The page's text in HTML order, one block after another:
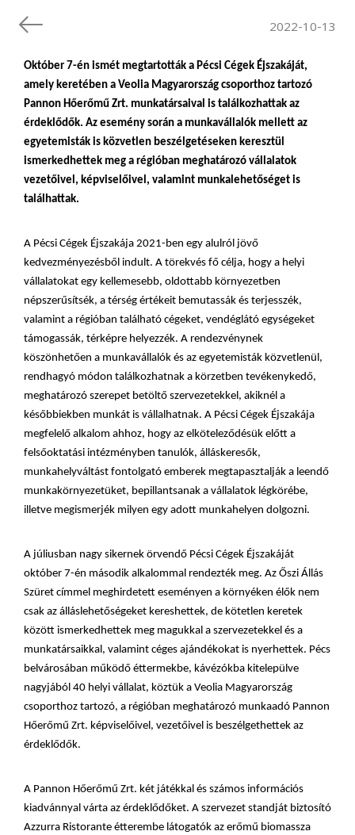
2022-10-13
Október 7-én ismét megtartották a Pécsi Cégek Éjszakáját,
amely keretében a Veolia Magyarország csoporthoz tartozó
Pannon Hőerőmű Zrt. munkatársaival is találkozhattak az
érdeklődők. Az esemény során a munkavállalók mellett az
egyetemisták is közvetlen beszélgetéseken keresztül
ismerkedhettek meg a régióban meghatározó vállalatok
vezetőivel, képviselőivel, valamint munkalehetőséget is
találhattak.
A Pécsi Cégek Éjszakája 2021-ben egy alulról jövő
kedvezményezésből indult. A törekvés fő célja, hogy a helyi
vállalatokat egy kellemesebb, oldottabb környezetben
népszerűsítsék, a térség értékeit bemutassák és terjesszék,
valamint a régióban található cégeket, vendéglátó egységeket
támogassák, térképre helyezzék. A rendezvénynek
köszönhetően a munkavállalók és az egyetemisták közvetlenül,
rendhagyó módon találkozhatnak a körzetben tevékenykedő,
meghatározó szerepet betöltő szervezetekkel, akiknél a
későbbiekben munkát is vállalhatnak. A Pécsi Cégek Éjszakája
megfelelő alkalom ahhoz, hogy az elköteleződésük előtt a
felsőoktatási intézményben tanulók, álláskeresők,
munkahelyváltást fontolgató emberek megtapasztalják a leendő
munkakörnyezetüket, bepillantsanak a vállalatok légkörébe,
illetve megismerjék milyen egy adott munkahelyen dolgozni.
A júliusban nagy sikernek örvendő Pécsi Cégek Éjszakáját
október 7-én második alkalommal rendezték meg. Az Őszi Állás
Szüret címmel meghirdetett eseményen a környéken élők nem
csak az álláslehetőségeket kereshettek, de kötetlen keretek
között ismerkedhettek meg magukkal a szervezetekkel és a
munkatársaikkal, valamint céges ajándékokat is nyerhettek. Pécs
belvárosában működő éttermekbe, kávézókba kitelepülve
nagyjából 40 helyi vállalat, köztük a Veolia Magyarország
csoporthoz tartozó, a régióban meghatározó munkaadó Pannon
Hőerőmű Zrt. képviselőivel, vezetőivel is beszélgethettek az
érdeklődők.
A Pannon Hőerőmű Zrt. két játékkal és számos információs
kiadvánnyal várta az érdeklődőket. A szervezet standját biztosító
Azzurra Ristorante étterembe látogatók az erőmű biomassza